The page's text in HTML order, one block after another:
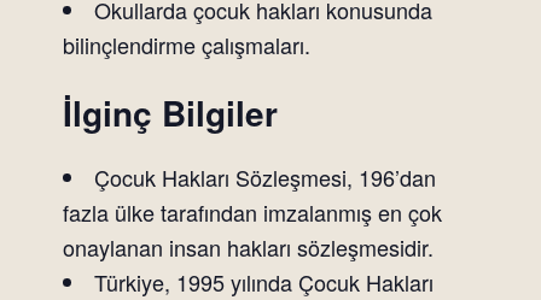
Okullarda çocuk hakları konusunda
bilinçlendirme çalışmaları.
İlginç Bilgiler
Çocuk Hakları Sözleşmesi, 196’dan
fazla ülke tarafından imzalanmış en çok
onaylanan insan hakları sözleşmesidir.
Türkiye, 1995 yılında Çocuk Hakları